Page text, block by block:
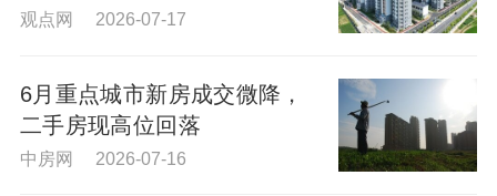
观点网 2026-07-17
6月重点城市新房成交微降，
二手房现高位回落
中房网 2026-07-16